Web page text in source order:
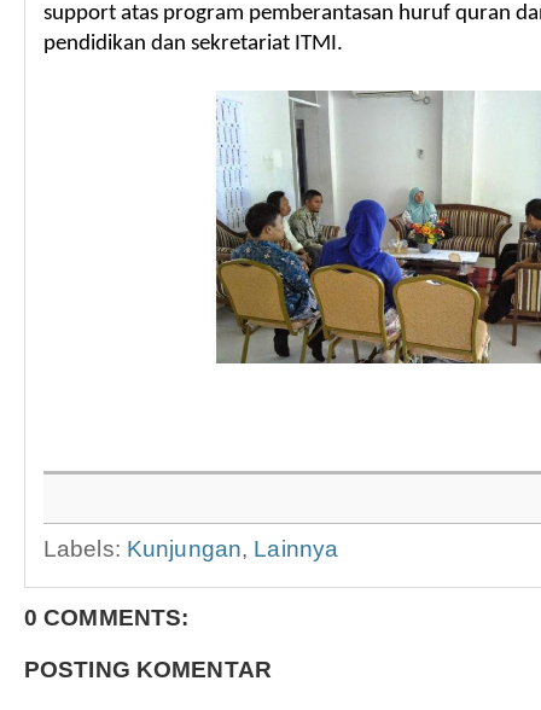
support atas program pemberantasan huruf quran
pendidikan dan sekretariat ITMI.
Labels: Kunjungan, Lainnya
0 COMMENTS:
POSTING KOMENTAR